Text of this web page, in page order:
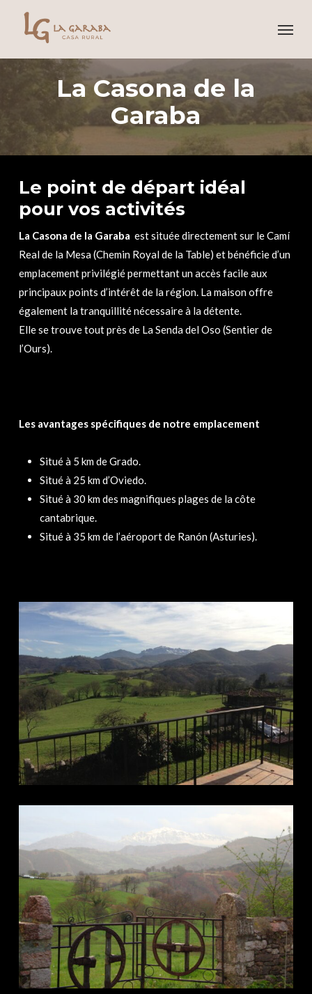
Menu
La Casona de la
Garaba
Le point de départ idéal
pour vos activités
La Casona de la Garaba est située directement sur le Camí
Real de la Mesa (Chemin Royal de la Table) et bénéficie d’un
emplacement privilégié permettant un accès facile aux
principaux points d’intérêt de la région. La maison offre
également la tranquillité nécessaire à la détente.
Elle se trouve tout près de La Senda del Oso (Sentier de
l’Ours).
Les avantages spécifiques de notre emplacement
Situé à 5 km de Grado.
Situé à 25 km d’Oviedo.
Situé à 30 km des magnifiques plages de la côte
cantabrique.
Situé à 35 km de l’aéroport de Ranón (Asturies).